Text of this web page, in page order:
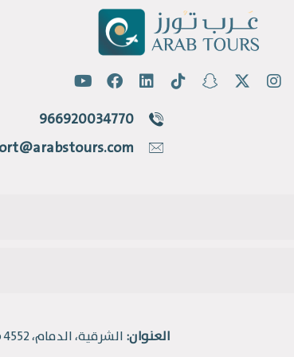
966920034770
العنوان: الشرقية، الدمام، 4552 طريق الملك فهد، حي القادسية.